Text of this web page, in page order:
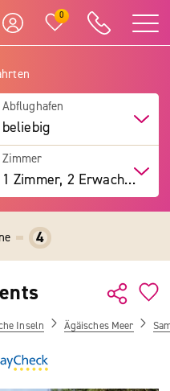
0
Abflughafen
beliebig
Zimmer
1 Zimmer, 2 Erwachsene
4
Inseln Ägäisches Meer